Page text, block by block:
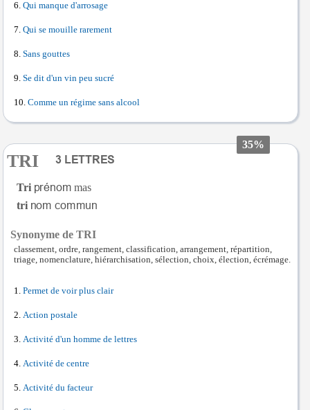
Qui manque d'arrosage
Qui se mouille rarement
Sans gouttes
Se dit d'un vin peu sucré
Comme un régime sans alcool
35%
TRI
Tri
mas
tri
Synonyme de TRI
classement, ordre, rangement, classification, arrangement, répartition,
triage, nomenclature, hiérarchisation, sélection, choix, élection, écrémage.
Permet de voir plus clair
Action postale
Activité d'un homme de lettres
Activité de centre
Activité du facteur